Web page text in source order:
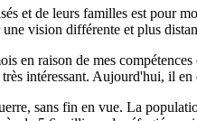
et de leurs familles est pour
vision différente et plus
raison de mes
intéressant. Aujourd'hui, il
sans fin en vue. La